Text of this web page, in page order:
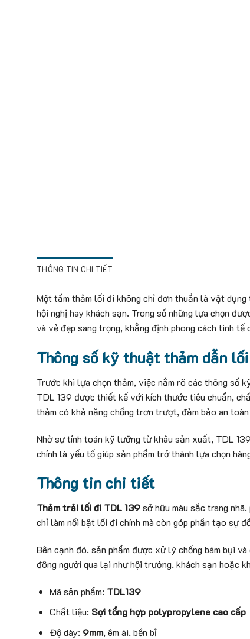
THÔNG TIN CHI TIẾT
Một tấm thảm lối đi không chỉ đơn thuần là vật
hội nghị hay khách sạn. Trong số những lựa chọn
và vẻ đẹp sang trọng, khẳng định phong cách tinh
Thông số kỹ thuật thảm dẫn
Trước khi lựa chọn thảm, việc nắm rõ các thông số
TDL 139 được thiết kế với kích thước tiêu chuẩn,
thảm có khả năng chống trơn trượt, đảm bảo an
Nhờ sự tính toán kỹ lưỡng từ khâu sản xuất, TDL
chính là yếu tố giúp sản phẩm trở thành lựa chọn
Thông tin chi tiết
Thảm trải lối đi TDL 139sở hữu màu sắc trang
chỉ làm nổi bật lối đi chính mà còn góp phần tạo sự
Bên cạnh đó, sản phẩm được xử lý chống bám bụi
đông người qua lại như hội trường, khách sạn hoặc
Mã sản phẩm: TDL139
Chất liệu: Sợi tổng hợp polypropylene cao cấp
Độ dày: 9mm, êm ái, bền bỉ